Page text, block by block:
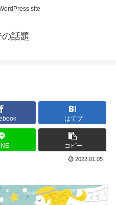
site
話題
はてブ
コピー
2022.01.05